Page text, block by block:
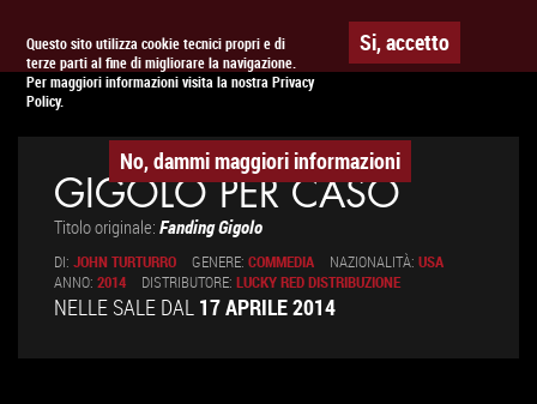
Questo sito utilizza cookie tecnici propri e di
terze parti al fine di migliorare la navigazione.
Per maggiori informazioni visita la nostra Privacy
Policy.
Si, accetto
No, dammi maggiori informazioni
APPUNTAMENTO AL CINEMA
GIGOLÒ PER CASO
Titolo originale: Fanding Gigolo
DI: JOHN TURTURRO GENERE: COMMEDIA NAZIONALITÀ: USA
ANNO: 2014 DISTRIBUTORE: LUCKY RED DISTRIBUZIONE
NELLE SALE DAL 17 APRILE 2014